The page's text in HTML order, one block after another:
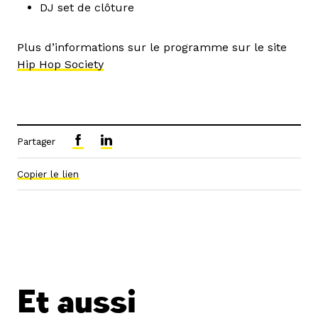
DJ set de clôture
Plus d’informations sur le programme sur le site
Hip Hop Society
Partager
Copier le lien
Et aussi